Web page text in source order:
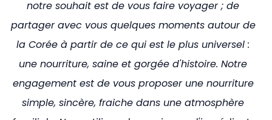
notre souhait est de vous faire voyager ; de
partager avec vous quelques moments autour de
la Corée à partir de ce qui est le plus universel :
une nourriture, saine et gorgée d'histoire. Notre
engagement est de vous proposer une nourriture
simple, sincère, fraiche dans une atmosphère